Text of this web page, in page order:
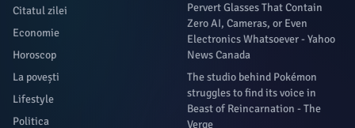
Citatul zilei
Economie
Horoscop
La povești
Lifestyle
Politica
Pervert Glasses That Contain
Zero AI, Cameras, or Even
Electronics Whatsoever - Yahoo
News Canada
The studio behind Pokémon
struggles to find its voice in
Beast of Reincarnation - The
Verge